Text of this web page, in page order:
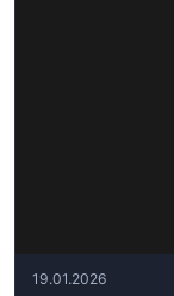
19.01.2026